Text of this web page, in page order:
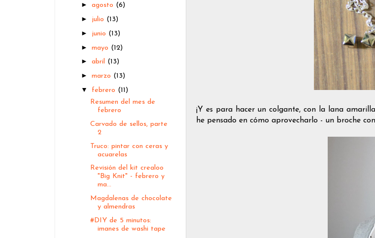
¡Y es para hacer un colgante, con la lana
he pensado en cómo aprovecharlo - un broche
►agosto (6)
► julio (13)
► junio (13)
►mayo (12)
►abril (13)
►marzo (13)
▼ febrero (11)
Resumen del mes de
febrero
Carvado de sellos, parte
2
Truco: pintar con ceras y
acuarelas
Revisión del kit crealoo
"Big Knit" - febrero y
ma...
Magdalenas de chocolate
y almendras
#DIY de 5 minutos:
imanes de washi tape